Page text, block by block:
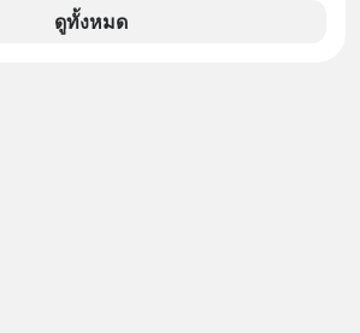
AI" ที่ผู้คนกำลังแห่ไล่ราคาอย่างบ้าคลั่ง
บทเรียนจากประวัติศาสตร์ 500 ปี บอก
ดูทั้งหมด